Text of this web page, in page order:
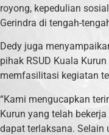
royong, kepedulian
Gerindra di tengah-
Dedy juga
pihak RSUD Kuala
memfasilitasi kegiatan
“Kami mengucapkan
Kurun yang telah
dapat terlaksana. Selain